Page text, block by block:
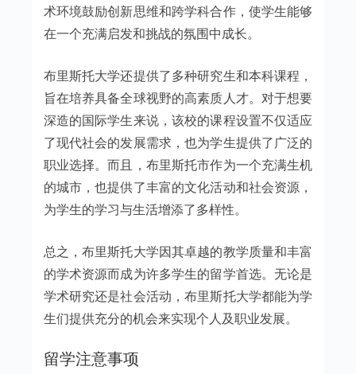
术环境鼓励创新思维和跨学科合作，使学生能够
在一个充满启发和挑战的氛围中成长。
布里斯托大学还提供了多种研究生和本科课程，
旨在培养具备全球视野的高素质人才。对于想要
深造的国际学生来说，该校的课程设置不仅适应
了现代社会的发展需求，也为学生提供了广泛的
职业选择。而且，布里斯托市作为一个充满生机
的城市，也提供了丰富的文化活动和社会资源，
为学生的学习与生活增添了多样性。
总之，布里斯托大学因其卓越的教学质量和丰富
的学术资源而成为许多学生的留学首选。无论是
学术研究还是社会活动，布里斯托大学都能为学
生们提供充分的机会来实现个人及职业发展。
留学注意事项